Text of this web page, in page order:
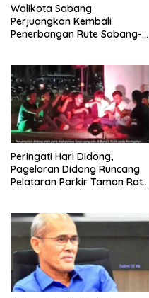
Walikota Sabang
Perjuangkan Kembali
Penerbangan Rute Sabang-
Peringati Hari Didong,
Pagelaran Didong Runcang
Pelataran Parkir Taman Ratu